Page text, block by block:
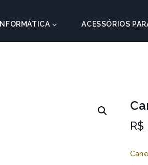
INFORMÁTICA ACESSÓRIOS
R$